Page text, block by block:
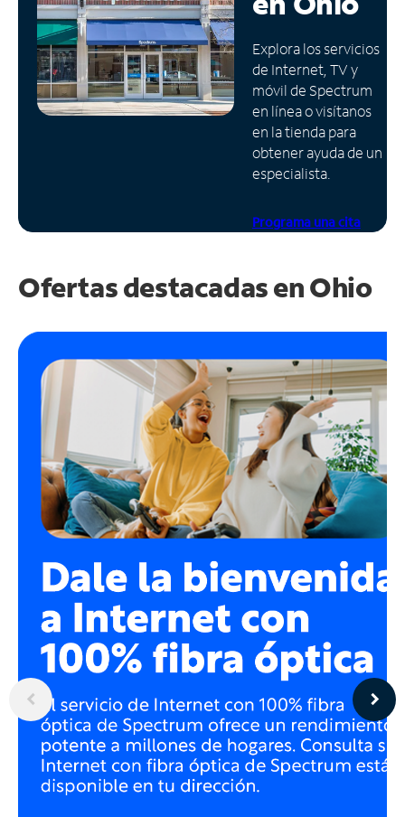
Administrar
cuenta
Encuentra
una
tienda
Explora los servicios
de Internet, TV y
móvil de Spectrum
en línea o visítanos
en la tienda para
obtener ayuda de un
especialista.
Programa una cita
Ofertas destacadas enOhio